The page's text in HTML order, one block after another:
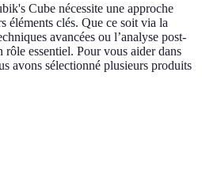
Cube nécessite une approche
éléments clés. Que ce soit via la
avancées ou l’analyse post-
rôle essentiel. Pour vous aider dans
avons sélectionné plusieurs produits